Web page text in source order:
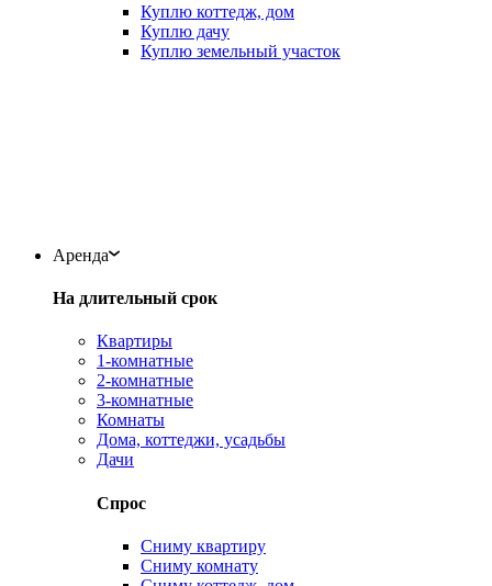
Куплю коттедж, дом
Куплю дачу
Куплю земельный участок
Аренда
На длительный срок
Квартиры
1-комнатные
2-комнатные
3-комнатные
Комнаты
Дома, коттеджи, усадьбы
Дачи
Спрос
Сниму квартиру
Сниму комнату